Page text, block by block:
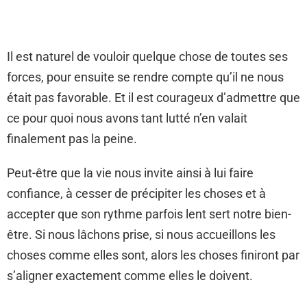
Il est naturel de vouloir quelque chose de toutes ses
forces, pour ensuite se rendre compte qu’il ne nous
était pas favorable. Et il est courageux d’admettre que
ce pour quoi nous avons tant lutté n’en valait
finalement pas la peine.
Peut-être que la vie nous invite ainsi à lui faire
confiance, à cesser de précipiter les choses et à
accepter que son rythme parfois lent sert notre bien-
être. Si nous lâchons prise, si nous accueillons les
choses comme elles sont, alors les choses finiront par
s’aligner exactement comme elles le doivent.